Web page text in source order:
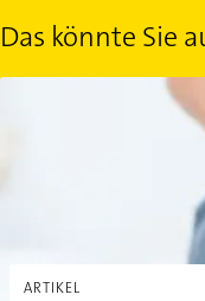
Das könnte Sie
ARTIKEL
Patellofemorales